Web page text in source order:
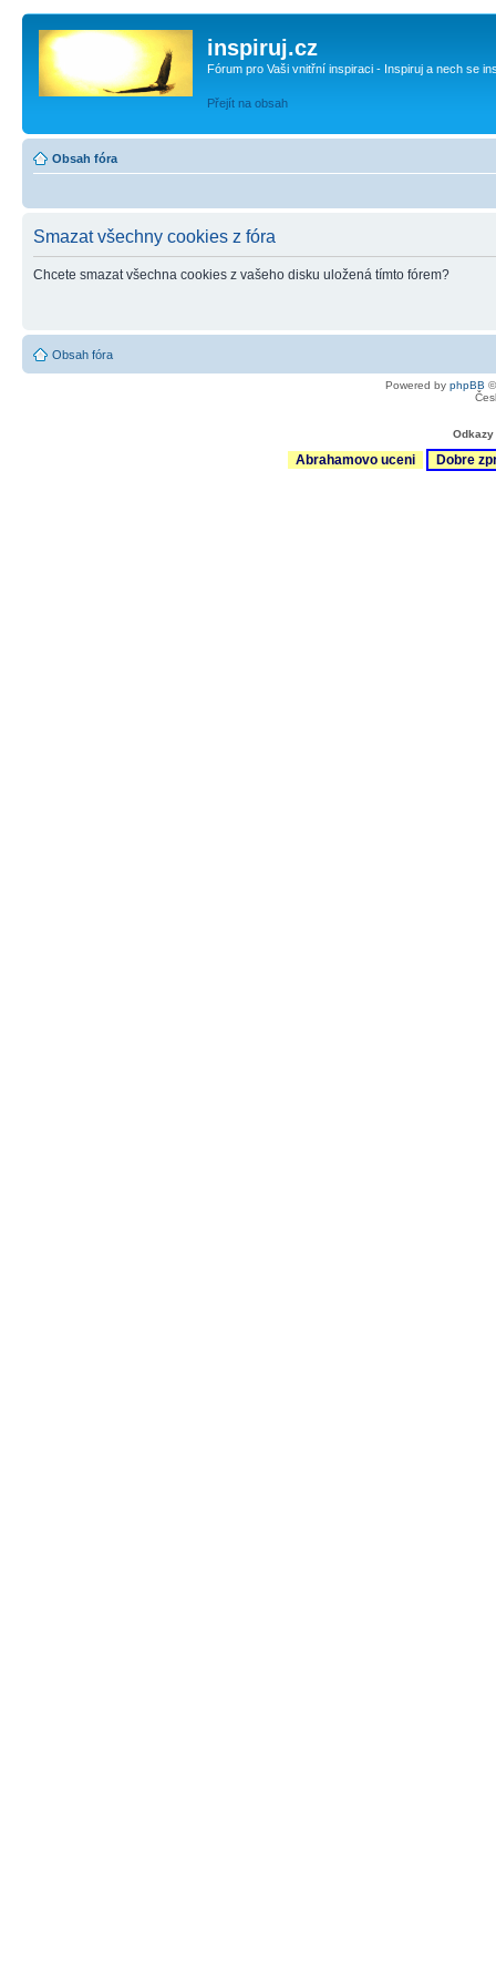
inspiruj.cz
Fórum pro Vaši vnitřní inspiraci - Inspiruj a nech se
Přejít na obsah
Obsah fóra
Smazat všechny cookies z fóra
Chcete smazat všechna cookies z vašeho disku uložená tímto fórem?
Obsah fóra
Powered by phpBB
Abrahamovo uceni Dobre